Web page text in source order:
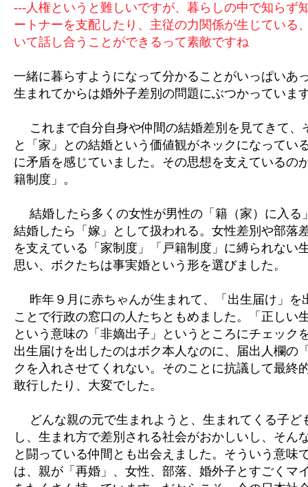
---人権というと難しいですが、暮らしの中で知らず
ートナーを支配したり、主従の力関係が生じている
いて話し合うことができるって素敵ですね
一緒に暮らすようになって分かることがいっぱいあ
生まれてからは婚外子差別の問題にぶつかっていま
これまで自分自身や仲間の結婚差別を見てきて、
と「家」との結婚という価値観がネックになってい
に矛盾を感じていました。その思想を支えているの
籍制度」。
結婚したら多くの女性が男性の「籍（家）に入る
結婚したら「嫁」として扱われる。女性差別や部落
を支えている「家制度」「戸籍制度」に縛られない
思い、ボクたちは事実婚という形を選びました。
昨年９月に赤ちゃんが生まれて、「出生届け」を
ことで行政の窓口の人たちともめました。「正しい
という意味の「非嫡出子」というところにチェック
出生届けを出したのはボク本人なのに、届出人欄の
クを入れさせてくれない。そのことに抗議して最終
敢行したり、大変でした。
どんな親の元で生まれようと、生まれてくる子ど
し、生まれ方で差別される社会がおかしいし、そん
と闘っている仲間とも出会えました。そういう意味
は、親が「再婚」、女性、部落、婚外子とすごくマ